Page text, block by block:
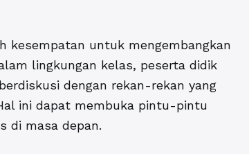
kesempatan untuk mengembangkan
lingkungan kelas, peserta didik
dengan rekan-rekan yang
ini dapat membuka pintu-pintu
di masa depan.